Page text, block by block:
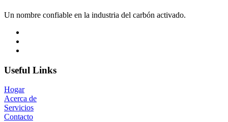
Un nombre confiable en la industria del carbón activado.
Useful Links
Hogar
Acerca de
Servicios
Contacto